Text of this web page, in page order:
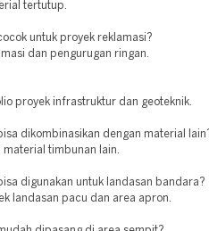
tertutup.
untuk proyek reklamasi?
dan pengurugan ringan.
proyek infrastruktur dan geoteknik.
dikombinasikan dengan material
material timbunan lain.
digunakan untuk landasan bandara?
landasan pacu dan area apron.